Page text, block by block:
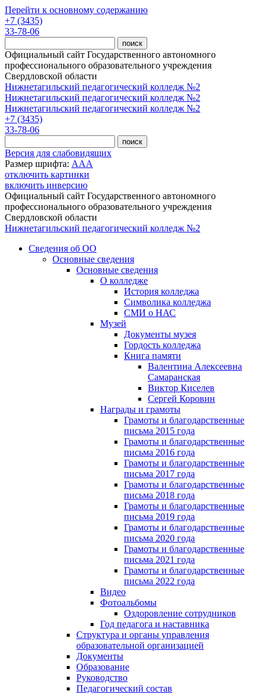
Перейти к основному содержанию
+7 (3435)
33-78-06
Официальный сайт Государственного автономного
профессионального образовательного учреждения
Свердловской области
Нижнетагильский педагогический колледж №2
Нижнетагильский педагогический колледж №2
Нижнетагильский педагогический колледж №2
+7 (3435)
33-78-06
Версия для слабовидящих
Размер шрифта: AAA
отключить картинки
включить инверсию
Официальный сайт Государственного автономного
профессионального образовательного учреждения
Свердловской области
Нижнетагильский педагогический колледж №2
Сведения об ОО
Основные сведения
Основные сведения
О колледже
История колледжа
Символика колледжа
СМИ о НАС
Музей
Документы музея
Гордость колледжа
Книга памяти
Валентина Алексеевна
Самаранская
Виктор Киселев
Сергей Коровин
Награды и грамоты
Грамоты и благодарственные
письма 2015 года
Грамоты и благодарственные
письма 2016 года
Грамоты и благодарственные
письма 2017 года
Грамоты и благодарственные
письма 2018 года
Грамоты и благодарственные
письма 2019 года
Грамоты и благодарственные
письма 2020 года
Грамоты и благодарственные
письма 2021 года
Грамоты и благодарственные
письма 2022 года
Видео
Фотоальбомы
Оздоровление сотрудников
Год педагога и наставника
Структура и органы управления
образовательной организацией
Документы
Образование
Руководство
Педагогический состав